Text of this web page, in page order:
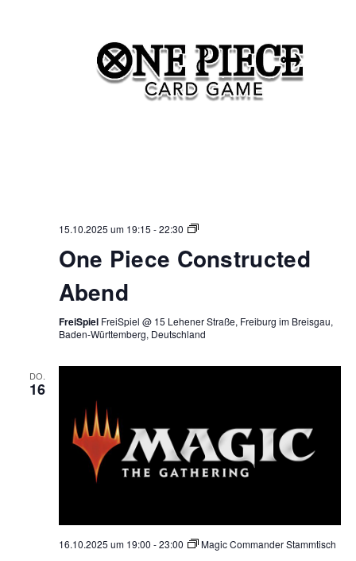
15.10.2025 um 19:15 -22:30
One
Constructed
Abend
One Piece Constructed
Abend
FreiSpiel FreiSpiel @ 15 Lehener Straße, Freiburg im Breisgau,
Baden-Württemberg, Deutschland
DO.
16
16.10.2025 um 19:00 -23:00 Magic Commander Stammtisch